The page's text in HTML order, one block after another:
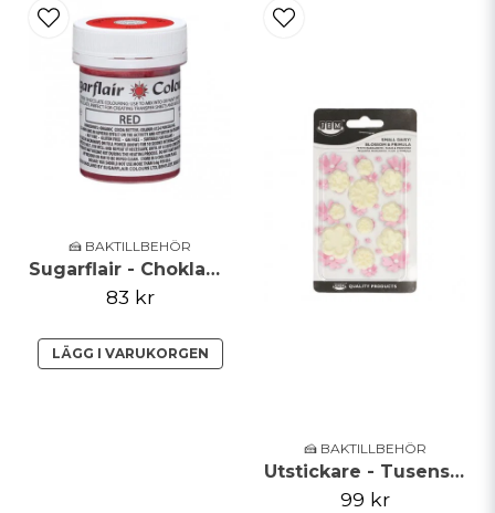
🍰 BAKTILLBEHÖR
Sugarflair - Chokladfärg - Röd - 35g
83 kr
LÄGG I VARUKORGEN
🍰 BAKTILLBEHÖR
Utstickare - Tusensköna, liljekonvalj, primula - set om 10
99 kr